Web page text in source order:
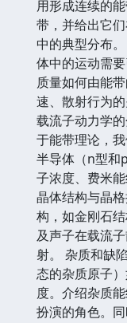
用形成连续的
带，并给出它
中的典型分布
体中的运动需
质量如何由能
速、散射行为
载流子动力学
于能带理论，
半导体（n型和
子浓度、费米
晶体结构与晶
构，如金刚石
及声子在载流
射。 杂质和缺
态的杂质原子
度。介绍杂质
扮演的角色。